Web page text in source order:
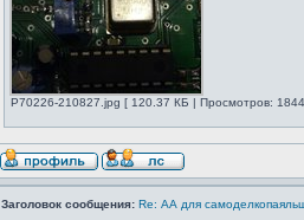
P70226-210827.jpg [ 120.37 КБ | Просмотров:
Заголовок сообщения: Re: АА для